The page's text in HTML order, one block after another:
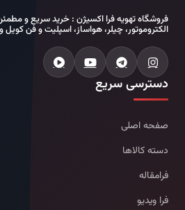
فروشگاه تهویه فرا اکسیژن : خرید سریع و
الکتروموتور، چیلر، هواساز، اسپلیت و فن
دسترسی سریع
صفحه اصلی
دسته کالاها
فرامقاله
فرا ویدیو